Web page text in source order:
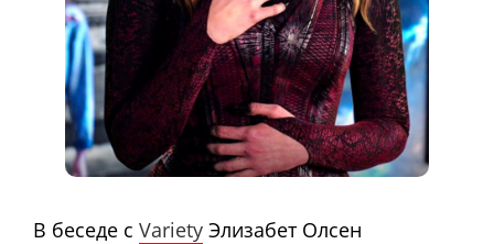
В беседе с Variety Элизабет Олсен